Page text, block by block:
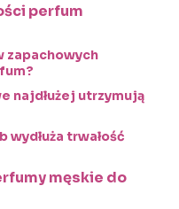
perfum
zapachowych
najdłużej utrzymują
wydłuża trwałość
męskie do